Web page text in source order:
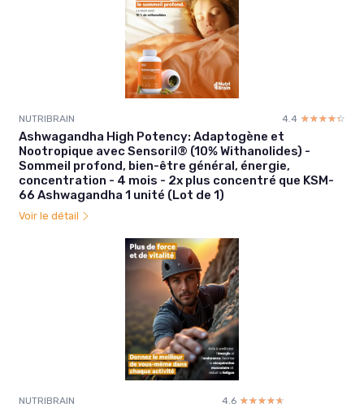
NUTRIBRAIN 4.4 ☆☆☆☆☆
★★★★★
Ashwagandha High Potency: Adaptogène et
Nootropique avec Sensoril® (10% Withanolides) -
Sommeil profond, bien-être général, énergie,
concentration - 4 mois - 2x plus concentré que KSM-
66 Ashwagandha 1 unité (Lot de 1)
Voir le détail
NUTRIBRAIN 4.6 ☆☆☆☆☆
★★★★★